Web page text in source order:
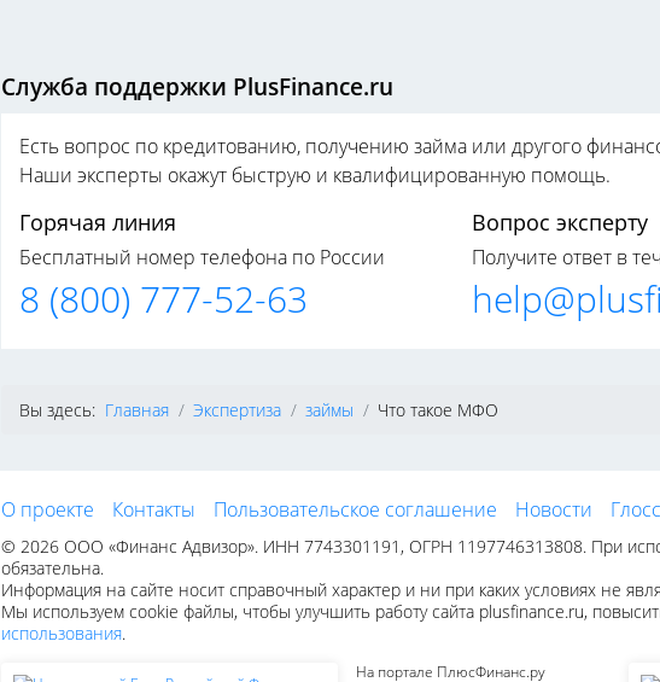
Служба поддержки PlusFinance.ru
Есть вопрос по кредитованию, получению займа или другого
Наши эксперты окажут быструю и квалифицированную помощь.
Горячая линия
Бесплатный номер телефона по России
8 (800) 777-52-63
Вопрос эксперту
Получите ответ в
Вы здесь: Главная Экспертиза займы Что такое МФО
О проекте Контакты Пользовательское соглашение Новости
© 2026 ООО «Финанс Адвизор». ИНН 7743301191, ОГРН 1197746313808. При
обязательна.
Информация на сайте носит справочный характер и ни при каких условиях не
Мы используем cookie файлы, чтобы улучшить работу сайта plusfinance.ru,
использования.
На портале ПлюсФинанс.ру